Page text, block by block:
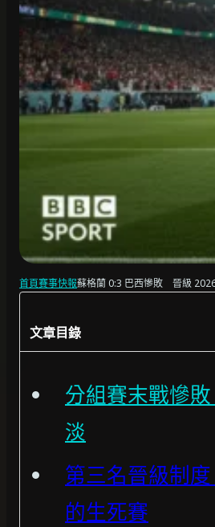
首頁賽事快報蘇格蘭 0:3 巴西慘敗 晉級
文章目錄
分組賽末戰慘
淡
第三名晉級制
的生死賽